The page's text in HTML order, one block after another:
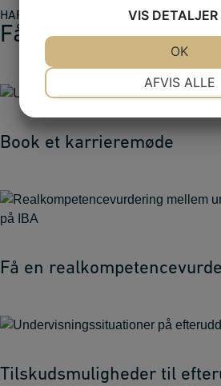
HAR VI VÆKKET DIN INTERESSE?
Få mere information
Book et karrieremøde
Få en
Tilskudsmuligheder til
VIS DETALJER
AFVIS ALLE
OK